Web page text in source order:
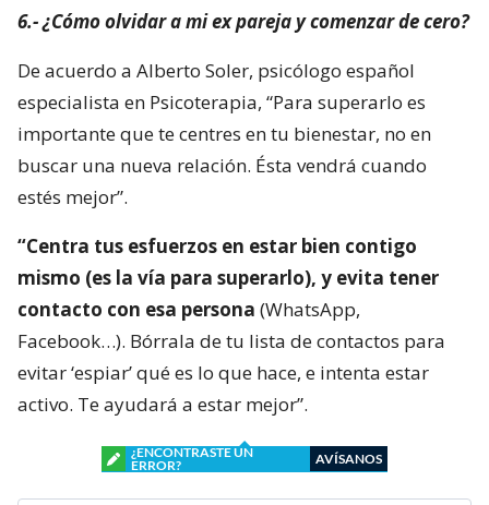
6.- ¿Cómo olvidar a mi ex pareja y comenzar de cero?
De acuerdo a Alberto Soler, psicólogo español
especialista en Psicoterapia, “Para superarlo es
importante que te centres en tu bienestar, no en
buscar una nueva relación. Ésta vendrá cuando
estés mejor”.
“Centra tus esfuerzos en estar bien contigo
mismo (es la vía para superarlo), y evita tener
contacto con esa persona (WhatsApp,
Facebook…). Bórrala de tu lista de contactos para
evitar ‘espiar’ qué es lo que hace, e intenta estar
activo. Te ayudará a estar mejor”.
¿ENCONTRASTE UN
ERROR?
AVÍSANOS